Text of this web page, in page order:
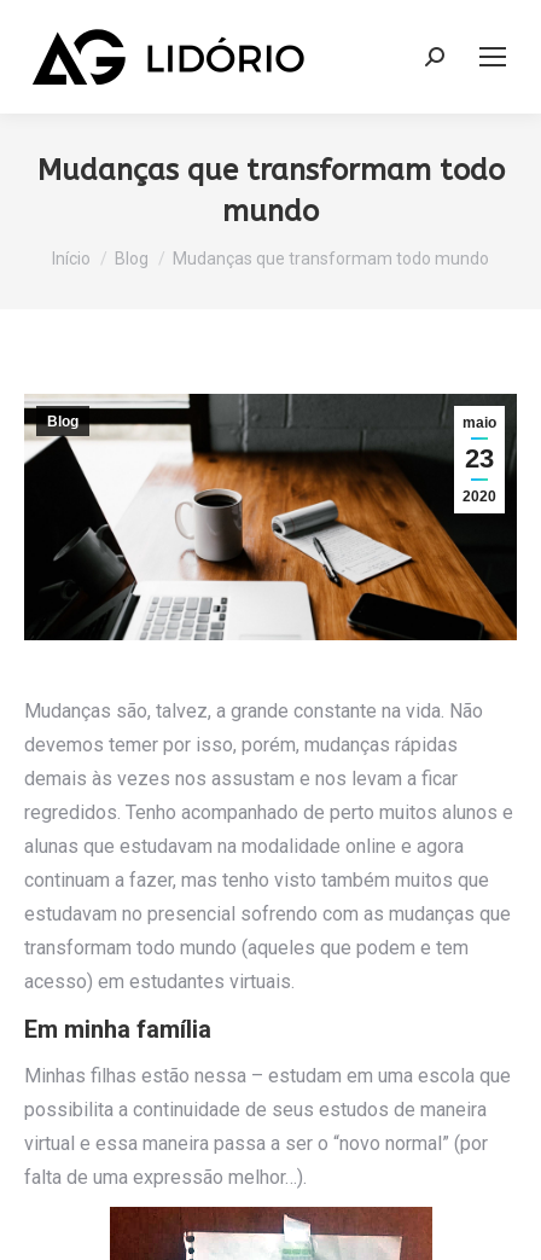
Search:
Mudanças que transformam todo
mundo
Você está aqui:
Início Blog Mudanças que transformam todo mundo
maio
23
2020
Blog
Mudanças são, talvez, a grande constante na vida. Não
devemos temer por isso, porém, mudanças rápidas
demais às vezes nos assustam e nos levam a ficar
regredidos. Tenho acompanhado de perto muitos alunos e
alunas que estudavam na modalidade online e agora
continuam a fazer, mas tenho visto também muitos que
estudavam no presencial sofrendo com as mudanças que
transformam todo mundo (aqueles que podem e tem
acesso) em estudantes virtuais.
Em minha família
Minhas filhas estão nessa – estudam em uma escola que
possibilita a continuidade de seus estudos de maneira
virtual e essa maneira passa a ser o “novo normal” (por
falta de uma expressão melhor…).